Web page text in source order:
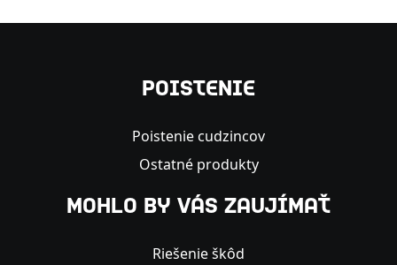
POISTENIE
Poistenie cudzincov
Ostatné produkty
MOHLO BY VÁS ZAUJÍMAŤ
Riešenie škôd